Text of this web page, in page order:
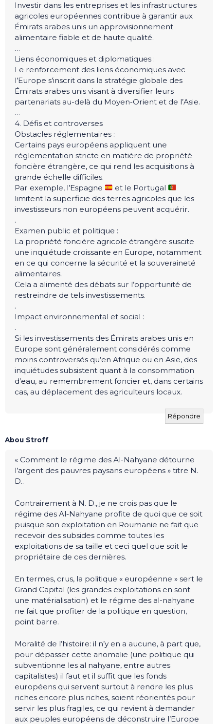
Investir dans les entreprises et les infrastructures
agricoles européennes contribue à garantir aux
Émirats arabes unis un approvisionnement
alimentaire fiable et de haute qualité.
…
Liens économiques et diplomatiques :
Le renforcement des liens économiques avec
l’Europe s’inscrit dans la stratégie globale des
Émirats arabes unis visant à diversifier leurs
partenariats au-delà du Moyen-Orient et de l’Asie.
…
4. Défis et controverses
Obstacles réglementaires :
Certains pays européens appliquent une
réglementation stricte en matière de propriété
foncière étrangère, ce qui rend les acquisitions à
grande échelle difficiles.
Par exemple, l’Espagne
et le Portugal
limitent la superficie des terres agricoles que les
investisseurs non européens peuvent acquérir.
.
Examen public et politique :
La propriété foncière agricole étrangère suscite
une inquiétude croissante en Europe, notamment
en ce qui concerne la sécurité et la souveraineté
alimentaires.
Cela a alimenté des débats sur l’opportunité de
restreindre de tels investissements.
.
Impact environnemental et social :
.
Si les investissements des Émirats arabes unis en
Europe sont généralement considérés comme
moins controversés qu’en Afrique ou en Asie, des
inquiétudes subsistent quant à la consommation
d’eau, au remembrement foncier et, dans certains
cas, au déplacement des agriculteurs locaux.
Répondre
Abou Stroff
« Comment le régime des Al-Nahyane détourne
l’argent des pauvres paysans européens » titre N.
D..
Contrairement à N. D., je ne crois pas que le
régime des Al-Nahyane profite de quoi que ce soit
puisque son exploitation en Roumanie ne fait que
recevoir des subsides comme toutes les
exploitations de sa taille et ceci quel que soit le
propriétaire de ces dernières.
En termes, crus, la politique « européenne » sert le
Grand Capital (les grandes exploitations en sont
une matérialisation) et le régime des al-nahyane
ne fait que profiter de la politique en question,
point barre.
Moralité de l’histoire: il n’y en a aucune, à part que,
pour dépasser cette anomalie (une politique qui
subventionne les al nahyane, entre autres
capitalistes) il faut et il suffit que les fonds
européens qui servent surtout à rendre les plus
riches encore plus riches, soient réorientés pour
servir les plus fragiles, ce qui revient à demander
aux peuples européens de déconstruire l’Europe